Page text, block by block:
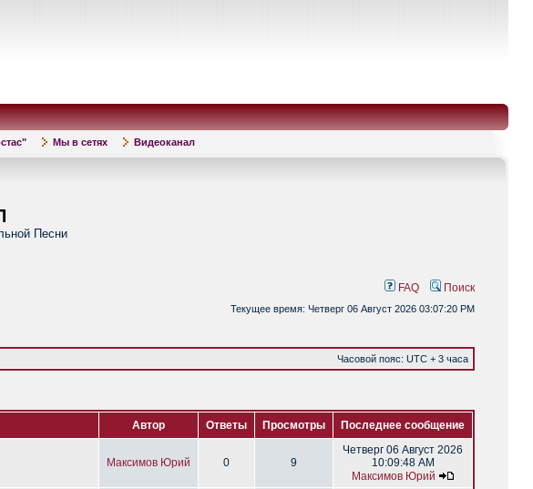
Мы в сетях Видеоканал
Песни
FAQ Поиск
Текущее время: Четверг 06 Август 2026 03:07:20 PM
Часовой пояс: UTC + 3 часа
Автор Ответы Просмотры Последнее сообщение
Максимов Юрий 0 9
Четверг 06 Август 2026
10:09:48 AM
Максимов Юрий